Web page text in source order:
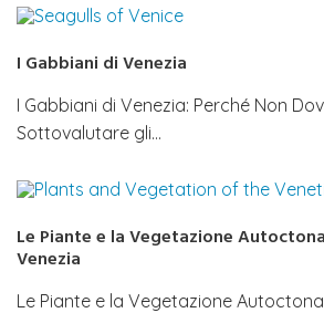
I Gabbiani di Venezia
I Gabbiani di Venezia: Perché Non
Sottovalutare gli…
Le Piante e la Vegetazione
Venezia
Le Piante e la Vegetazione